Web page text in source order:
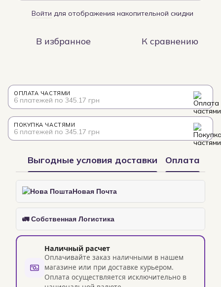
Войти для отображения накопительной скидки
В избранное К сравнению
ОПЛАТА ЧАСТЯМИ
6 платежей по 345.17 грн
ПОКУПКА ЧАСТЯМИ
6 платежей по 345.17 грн
Выгодные условия доставки Оплата
Новая Почта
🚛 Собственная Логистика
Наличный расчет
Оплачивайте заказ наличными в нашем
магазине или при доставке курьером.
Оплата осуществляется исключительно в